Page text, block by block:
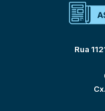
Rua